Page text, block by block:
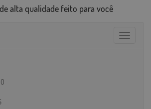
alta qualidade feito para você
Toggle